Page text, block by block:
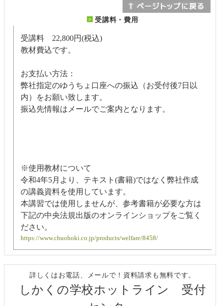
受講料・費用
受講料 22,800円(税込)
教材費込です。
お支払い方法：
弊社指定のゆうちょ口座への振込（お受付後7日以
内）をお願い致します。
振込先情報はメールでご案内となります。
※使用教材について
令和4年5月より、テキスト(書籍)ではなく弊社作成
の講義資料を使用しています。
本講習では使用しませんが、参考書籍が必要な方は
下記の中央法規出版のオンラインショップをご覧く
ださい。
https://www.chuohoki.co.jp/products/welfare/8458/
詳しくはお電話、メールで！資料請求も無料です。
しかくの学校ホットライン 受付